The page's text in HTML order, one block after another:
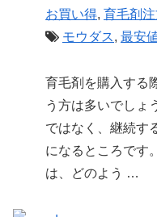
お買い得, 育毛剤
モウダス, 最安
育毛剤を購入する
う方は多いでしょ
ではなく、継続す
になるところです
は、どのよう …